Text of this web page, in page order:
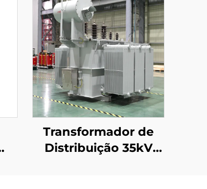
Transformador de
Distribuição 35kV